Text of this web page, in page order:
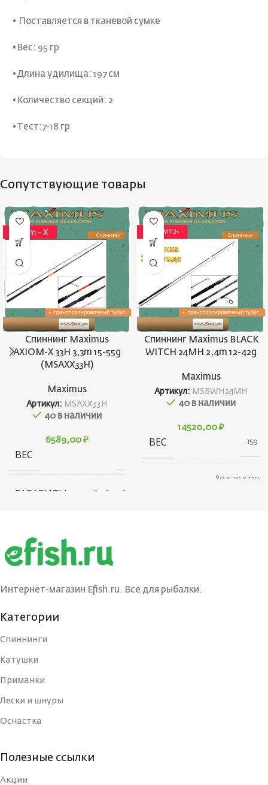
• Поставляется в тканевой сумке
•Вес: 95 гр
•Длина удилища: 197 см
•Количество секций: 2
•Тест:7-18 гр
Сопутствующие товары
Спиннинг Maximus
AXIOM-X 33H 3,3m 15-55g
(MSAXX33H)
Maximus
Артикул: MSAXX33H
40 в наличии
6589,00 ₽
ВЕС
ГАБАРИТЫ 316 × 80 × 80 см
УДИЛИЩА
БРЕНД Maximus
КОЛИЧЕСТВО
ВЕРШИНОК
МАТЕРИАЛ
КОЛИЧЕСТВО КОЛЕЦ
Спиннинг Maximus BLACK
WITCH 24MH 2,4m 12-42g
Maximus
Артикул: MSBWH24MH
40 в наличии
14520,00 ₽
ВЕС 159 г
80 × 30 × 1350
Интернет-магазин Efish.ru. Все для рыбалки.
Категории
Спиннинги
Катушки
Приманки
Лески и шнуры
Оснастка
Полезные ссылки
Акции